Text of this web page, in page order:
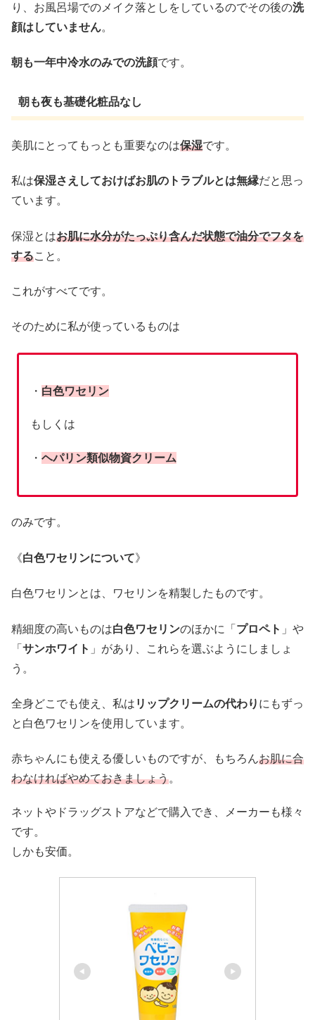
り、お風呂場でのメイク落としをしているのでその後の洗
顔はしていません。
朝も一年中冷水のみでの洗顔です。
朝も夜も基礎化粧品なし
美肌にとってもっとも重要なのは保湿です。
私は保湿さえしておけばお肌のトラブルとは無縁だと思っ
ています。
保湿とはお肌に水分がたっぷり含んだ状態で油分でフタを
すること。
これがすべてです。
そのために私が使っているものは
・ 白色ワセリン
もしくは
・ヘパリン類似物資クリーム
のみです。
《白色ワセリンについて》
白色ワセリンとは、ワセリンを精製したものです。
精細度の高いものは白色ワセリンのほかに「 プロペト 」や
「 サンホワイト 」があり、これらを選ぶようにしましょ
う。
全身どこでも使え、私は リップクリームの代わり にもずっ
と白色ワセリンを使用しています。
赤ちゃんにも使える優しいものですが、もちろんお肌に合
わなければやめておきましょう。
ネットやドラッグストアなどで購入でき、メーカーも様々
です。
しかも安価。